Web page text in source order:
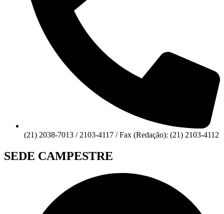
(21) 2038-7013 / 2103-4117 / Fax (Redação): (21) 2103-4112
SEDE CAMPESTRE